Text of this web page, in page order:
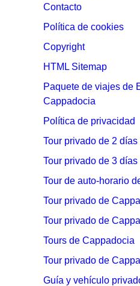
Contacto
Política de cookies
Copyright
HTML Sitemap
Paquete de viajes de
Cappadocia
Política de privacidad
Tour privado de 2
Tour privado de 3
Tour de auto-horario
Tour privado de
Tour privado de
Tours de Cappadocia
Tour privado de
Guía y vehículo